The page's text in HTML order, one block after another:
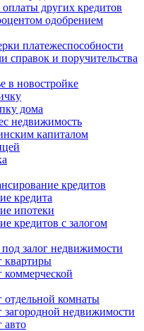
оплаты других кредитов
одобрением
платежеспособности
справок и поручительства
в новостройке
дома
недвижимость
капиталом
кредитов
кредита
ипотеки
кредитов с залогом
залог недвижимости
квартиры
коммерческой
отдельной комнаты
загородной недвижимости
авто